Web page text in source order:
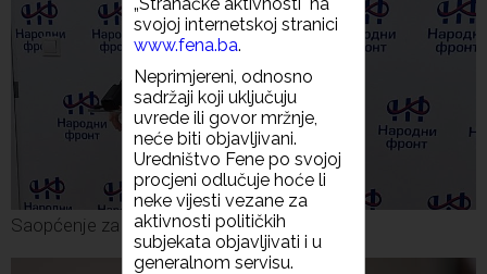
Saopćenje za javnost Narodnog fronta
svojoj internetskoj stranici
www.fena.ba.
Neprimjereni, odnosno
sadržaji koji uključuju
uvrede ili govor mržnje,
neće biti objavljivani.
Uredništvo Fene po svojoj
procjeni odlučuje hoće li
neke vijesti vezane za
aktivnosti političkih
subjekata objavljivati i u
generalnom servisu.